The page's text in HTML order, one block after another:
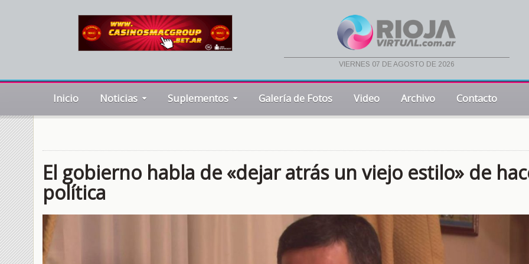
viernes 07 de agosto de 2026
Inicio Noticias Suplementos Galería de Fotos Video Archivo Contacto
El gobierno habla de «dejar atrás un viejo estilo» de
política